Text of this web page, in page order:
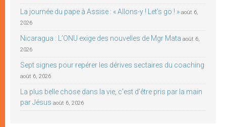
La journée du pape à Assise : « Allons-y ! Let’s go ! » août 6,
2026
Nicaragua : L’ONU exige des nouvelles de Mgr Mata août 6,
2026
Sept signes pour repérer les dérives sectaires du coaching
août 6, 2026
La plus belle chose dans la vie, c’est d’être pris par la main
par Jésus août 6, 2026